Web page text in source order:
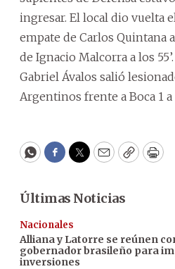
ingresar. El local dio vuelta
empate de Carlos Quintana
de Ignacio Malcorra a los
Gabriel Ávalos salió
Argentinos frente a Boca 1 a
WhatsApp
Facebook
Twitter
EmailCopy
Últimas Noticias
Nacionales
Alliana y Latorre se reúnen
gobernador brasileño para
inversiones